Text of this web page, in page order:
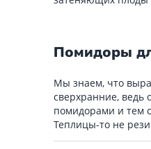
Помидоры
Мы знаем, что
сверхранние,
помидорами и тем
Теплицы-то не